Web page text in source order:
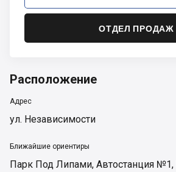
ОТДЕЛ ПРОДАЖ
Расположение
Адрес
ул. Независимости
Ближайшие ориентиры
Парк Под Липами, Автостанция №1,